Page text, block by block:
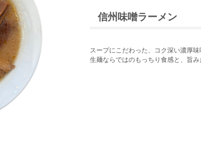
信州味噌ラーメン
スープにこだわった、コク深い濃厚味
生麺ならではのもっちり食感と、旨み